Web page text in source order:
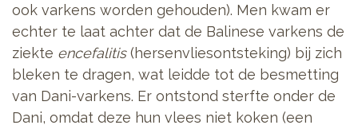
ook varkens worden gehouden). Men kwam er
echter te laat achter dat de Balinese varkens de
ziekte encefalitis(hersenvliesontsteking) bij zich
bleken te dragen, wat leidde tot de besmetting
van Dani-varkens. Er ontstond sterfte onder de
Dani, omdat deze hun vlees niet koken (een